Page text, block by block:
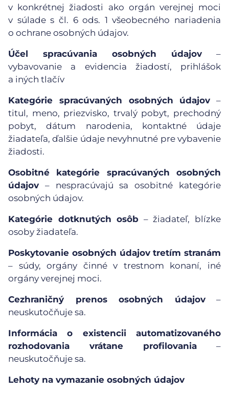
v konkrétnej žiadosti ako orgán verejnej moci
v súlade s čl. 6 ods. 1 všeobecného nariadenia
o ochrane osobných údajov.
Účel spracúvania osobných údajov –
vybavovanie a evidencia žiadostí, prihlášok
a iných tlačív
Kategórie spracúvaných osobných údajov –
titul, meno, priezvisko, trvalý pobyt, prechodný
pobyt, dátum narodenia, kontaktné údaje
žiadateľa, ďalšie údaje nevyhnutné pre vybavenie
žiadosti.
Osobitné kategórie spracúvaných osobných
údajov – nespracúvajú sa osobitné kategórie
osobných údajov.
Kategórie dotknutých osôb – žiadateľ, blízke
osoby žiadateľa.
Poskytovanie osobných údajov tretím stranám
– súdy, orgány činné v trestnom konaní, iné
orgány verejnej moci.
Cezhraničný prenos osobných údajov–
neuskutočňuje sa.
Informácia o existencii automatizovaného
rozhodovania vrátane profilovania –
neuskutočňuje sa.
Lehoty na vymazanie osobných údajov